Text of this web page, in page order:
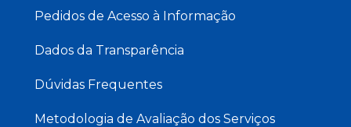
Pedidos de Acesso à Informação
Dados da Transparência
Dúvidas Frequentes
Metodologia de Avaliação dos Serviços